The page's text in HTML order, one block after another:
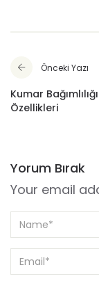
Önceki Yazı
Kumar
Özellikleri
Yorum Bırak
Your email